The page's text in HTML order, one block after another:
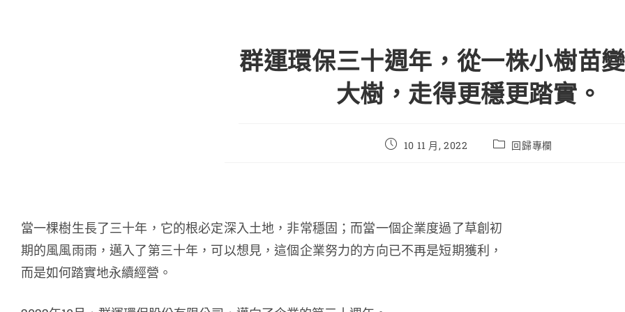
群運環保三十週年，從一株小樹苗
大樹，走得更穩更踏實。
10 11 月, 2022 回歸專欄
當一棵樹生長了三十年，它的根必定深入土地，非常穩固；而當一個企業度過了草創初
期的風風雨雨，邁入了第三十年，可以想見，這個企業努力的方向已不再是短期獲利，
而是如何踏實地永續經營。